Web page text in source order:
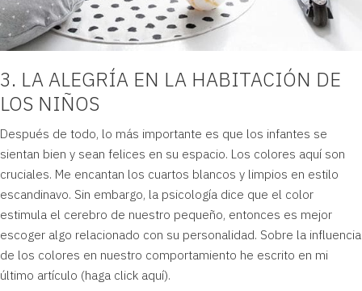
3. LA ALEGRÍA EN LA HABITACIÓN DE
LOS NIÑOS
Después de todo, lo más importante es que los infantes se
sientan bien y sean felices en su espacio. Los colores aquí son
cruciales. Me encantan los cuartos blancos y limpios en estilo
escandinavo. Sin embargo, la psicología dice que el color
estimula el cerebro de nuestro pequeño, entonces es mejor
escoger algo relacionado con su personalidad. Sobre la influencia
de los colores en nuestro comportamiento he escrito en mi
último artículo (haga click aquí).